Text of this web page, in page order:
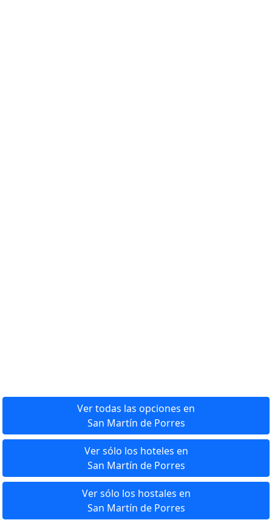
Ver todas las opciones en
San Martín de Porres
Ver sólo los hoteles en
San Martín de Porres
Ver sólo los hostales en
San Martín de Porres